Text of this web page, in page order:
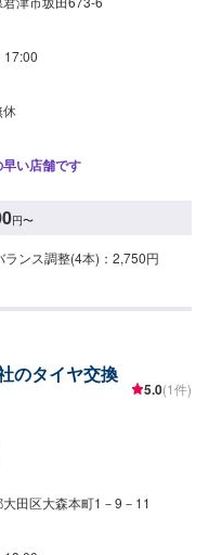
17:00
い店舗です
円〜
ランス調整(4本)：2,750円
のタイヤ交換
5.0(1件)
田区大森本町1－9－11